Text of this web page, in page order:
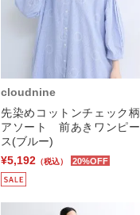
cloudnine
先染めコットンチェック柄
アソート 前あきワンピー
ス(ブルー)
¥5,192 （税込） 20%OFF